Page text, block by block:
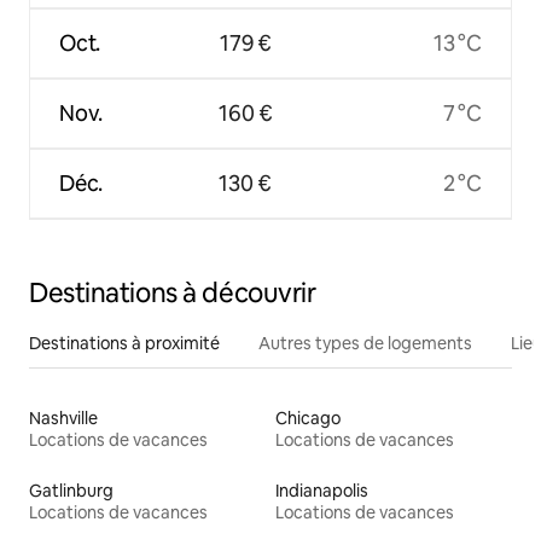
Oct.
Nov.
Déc.
179 €
160 €
130 €
13 °C
7 °C
2 °C
Destinations à découvrir
Destinations à proximité Autres types de logements
Nashville
Locations de vacances
Chicago
Locations de vacances
Gatlinburg
Locations de vacances
Indianapolis
Locations de vacances